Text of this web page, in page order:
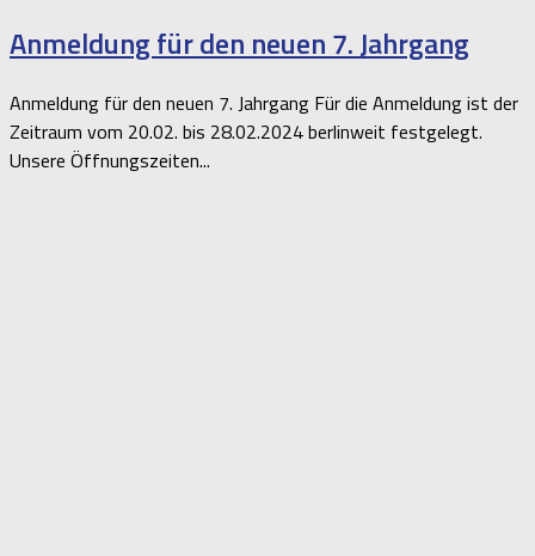
Anmeldung für den neuen 7. Jahrgang
Anmeldung für den neuen 7. Jahrgang Für die Anmeldung ist der
Zeitraum vom 20.02. bis 28.02.2024 berlinweit festgelegt.
Unsere Öffnungszeiten...